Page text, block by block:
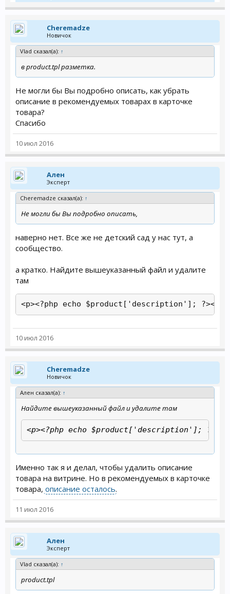
Cheremadze
Новичок
Vlad сказал(а): ↑
в product.tpl разметка.
Не могли бы Вы подробно описать, как убрать
описание в рекомендуемых товарах в карточке
товара?
Спасибо
10 июл 2016
Ален
Эксперт
Cheremadze сказал(а): ↑
Не могли бы Вы подробно описать,
наверно нет. Все же не детский сад у нас тут, а
сообщество.
а кратко. Найдите вышеуказанный файл и удалите
там
<p><?php echo $product['description']; ?></p>
10 июл 2016
Cheremadze
Новичок
Ален сказал(а): ↑
Найдите вышеуказанный файл и удалите там
<p><?php echo $product['description']; ?></
Именно так я и делал, чтобы удалить описание
товара на витрине. Но в рекомендуемых в карточке
товара, описание осталось.
11 июл 2016
Ален
Эксперт
Vlad сказал(а): ↑
product.tpl